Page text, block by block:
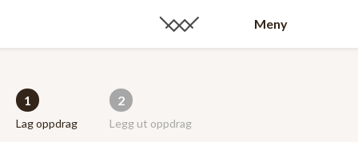
Meny
1
Lag oppdrag
2
Legg ut oppdrag